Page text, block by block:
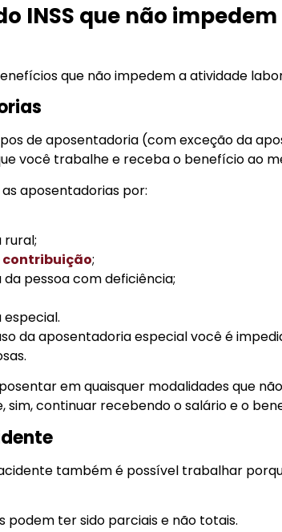
INSS que não
que não impedem a atividade
de aposentadoria (com exceção da
você trabalhe e receba o benefício ao
aposentadorias por:
contribuição;
pessoa com deficiência;
da aposentadoria especial você é
em quaisquer modalidades que
sim, continuar recebendo o salário e o
também é possível trabalhar
podem ter sido parciais e não totais.